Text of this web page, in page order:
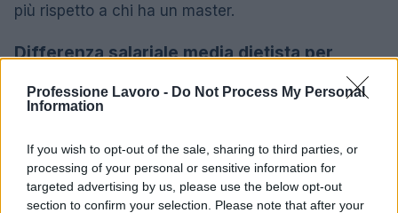
Professione Lavoro - Do Not Process My Personal
Information
If you wish to opt-out of the sale, sharing to third parties, or
processing of your personal or sensitive information for
targeted advertising by us, please use the below opt-out
section to confirm your selection. Please note that after your
più rispetto a chi ha un master.
Differenza salariale media dietista per
Master + 57%
57.800
MXN